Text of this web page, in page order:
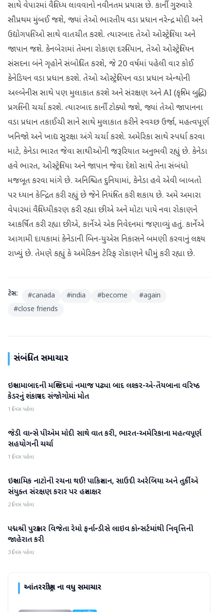
સાથે વેપારમાં વૈવિધ્ય લાવવાનો નવીનતમ પ્રયાસ છે. કાર્ની ગુરુવારે
સૌપ્રથમ મુંબઈ જશે, જ્યાં તેઓ ભારતીય વડા પ્રધાન નરેન્દ્ર મોદી અને
ઉદ્યોગપતિઓ સાથે વાતચીત કરશે. ત્યારબાદ તેઓ ઓસ્ટ્રેલિયા અને
જાપાન જશે. કેનબેરામાં તેમના રોકાણ દરમિયાન, તેઓ ઓસ્ટ્રેલિયન
સંસદના બંને ગૃહોને સંબોધિત કરશે, જે 20 વર્ષમાં પહેલી વાર કોઈ
કેનેડિયન વડા પ્રધાન કરશે. તેઓ ઓસ્ટ્રેલિયન વડા પ્રધાન એન્થોની
અલ્બેનીસ સાથે પણ મુલાકાત કરશે અને સંરક્ષણ અને AI (કૃત્રિમ બુદ્ધિ)
પ્રગતિની ચર્ચા કરશે. ત્યારબાદ કાર્ની ટોક્યો જશે, જ્યાં તેઓ જાપાનના
વડા પ્રધાન તકાઈચી સાને સાથે મુલાકાત કરીને સ્વચ્છ ઉર્જા, મહત્વપૂર્ણ
ખનિજો અને ખાદ્ય સુરક્ષા અંગે ચર્ચા કરશે. અમેરિકા સાથે સ્પર્ધા કરવા
માટે, કેનેડા ભારત જેવા સાથીઓની જરૂરિયાત અનુભવી રહ્યું છે. કેનેડા
હવે ભારત, ઓસ્ટ્રેલિયા અને જાપાન જેવા દેશો સાથે તેના સંબંધો
મજબૂત કરવા માંગે છે. અનિશ્ચિત દુનિયામાં, કેનેડા હવે એવી બાબતો
પર ધ્યાન કેન્દ્રિત કરી રહ્યું છે જેને નિયંત્રિત કરી શકાય છે. અમે અમારા
વેપારમાં વૈવિધ્યીકરણ કરી રહ્યા છીએ અને મોટા પાયે નવા રોકાણને
આકર્ષિત કરી રહ્યા છીએ, કાર્નેએ એક નિવેદનમાં જણાવ્યું હતું. કાર્નેએ
આગામી દાયકામાં કેનેડાની બિન-યુએસ નિકાસને બમણી કરવાનું લક્ષ્ય
રાખ્યું છે. તેમણે કહ્યું કે અમેરિકન ટેરિફ રોકાણને ધીમું કરી રહ્યા છે.
ટેગ્સ: #canada #india #become #again
#close friends
સંબંધિત સમાચાર
આંતરરાષ્ટ્રીય
ઇસ્લામાબાદની મસ્જિદમાં નમાજ પઢ્યા બાદ લશ્કર-એ-તૈયબાના વરિષ્ઠ
કેડરનું શંકાસ્પદ સંજોગોમાં મોત
1 દિવસ પહેલા
આંતરરાષ્ટ્રીય
જેડી વાન્સે પીએમ મોદી સાથે વાત કરી, ભારત-અમેરિકાના મહત્વપૂર્ણ
સહયોગની ચર્ચા
1 દિવસ પહેલા
આંતરરાષ્ટ્રીય
ઇસ્લામિક નાટોની રચના થઈ! પાકિસ્તાન, સાઉદી અરેબિયા અને તુર્કીએ
સંયુક્ત સંરક્ષણ કરાર પર હસ્તાક્ષર
2 દિવસ પહેલા
આંતરરાષ્ટ્રીય
પદ્મશ્રી પુરસ્કાર વિજેતા રેમો ફર્નાન્ડીસે લાઇવ કોન્સર્ટમાંથી નિવૃત્તિની
જાહેરાત કરી
3 દિવસ પહેલા
આંતરરાષ્ટ્રીયના વધુ સમાચાર